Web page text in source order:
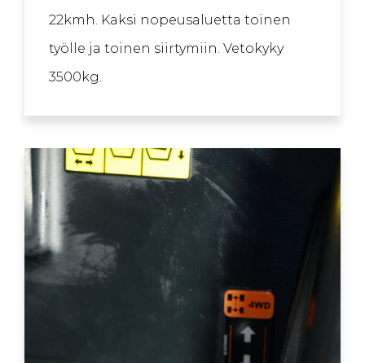
22kmh. Kaksi nopeusaluetta toinen
työlle ja toinen siirtymiin. Vetokyky
3500kg.